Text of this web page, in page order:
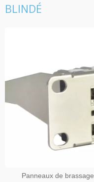
BLINDÉ
Panneaux de